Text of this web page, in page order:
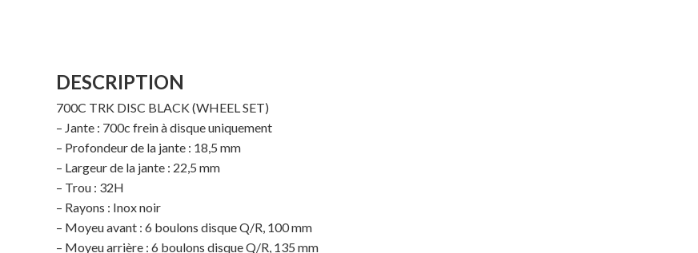
DESCRIPTION
700C TRK DISC BLACK (WHEEL SET)
– Jante : 700c frein à disque uniquement
– Profondeur de la jante : 18,5 mm
– Largeur de la jante : 22,5 mm
– Trou : 32H
– Rayons : Inox noir
– Moyeu avant : 6 boulons disque Q/R, 100 mm
– Moyeu arrière : 6 boulons disque Q/R, 135 mm